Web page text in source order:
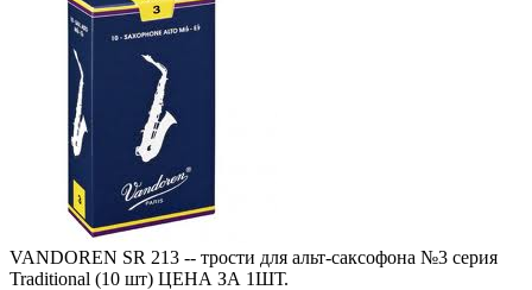
VANDOREN SR 213 -- трости для альт-саксофона №3 серия
Traditional (10 шт) ЦЕНА ЗА 1ШТ.